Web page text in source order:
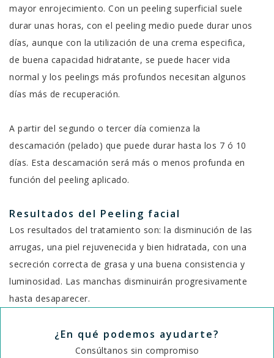
mayor enrojecimiento. Con un peeling superficial suele
durar unas horas, con el peeling medio puede durar unos
días, aunque con la utilización de una crema especifica,
de buena capacidad hidratante, se puede hacer vida
normal y los peelings más profundos necesitan algunos
días más de recuperación.
A partir del segundo o tercer día comienza la
descamación (pelado) que puede durar hasta los 7 ó 10
días. Esta descamación será más o menos profunda en
función del peeling aplicado.
Resultados del Peeling facial
Los resultados del tratamiento son: la disminución de las
arrugas, una piel rejuvenecida y bien hidratada, con una
secreción correcta de grasa y una buena consistencia y
luminosidad. Las manchas disminuirán progresivamente
hasta desaparecer.
¿En qué podemos ayudarte?
Consúltanos sin compromiso